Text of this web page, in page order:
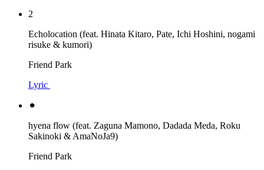
2
Echolocation (feat. Hinata Kitaro, Pate, Ichi Hoshini, nogami
risuke & kumori)
Friend Park
Lyric
⚫︎
hyena flow (feat. Zaguna Mamono, Dadada Meda, Roku
Sakinoki & AmaNoJa9)
Friend Park